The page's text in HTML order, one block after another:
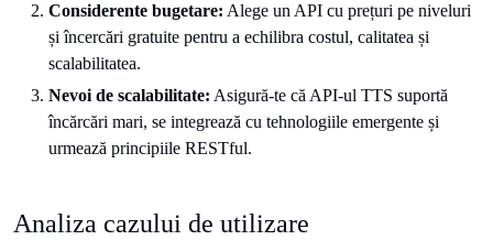
Considerente bugetare: Alege un API cu prețuri pe niveluri
și încercări gratuite pentru a echilibra costul, calitatea și
scalabilitatea.
Nevoi de scalabilitate: Asigură-te că API-ul TTS suportă
încărcări mari, se integrează cu tehnologiile emergente și
urmează principiile RESTful.
Analiza cazului de utilizare